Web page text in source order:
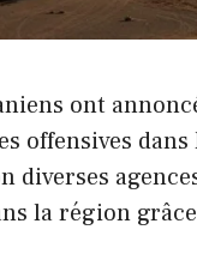
ont
offensives
diverses
la région